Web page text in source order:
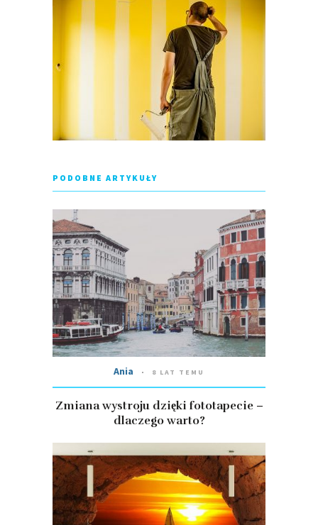
PODOBNE ARTYKUŁY
Ania 8 LAT TEMU
Zmiana wystroju dzięki fototapecie –
dlaczego warto?